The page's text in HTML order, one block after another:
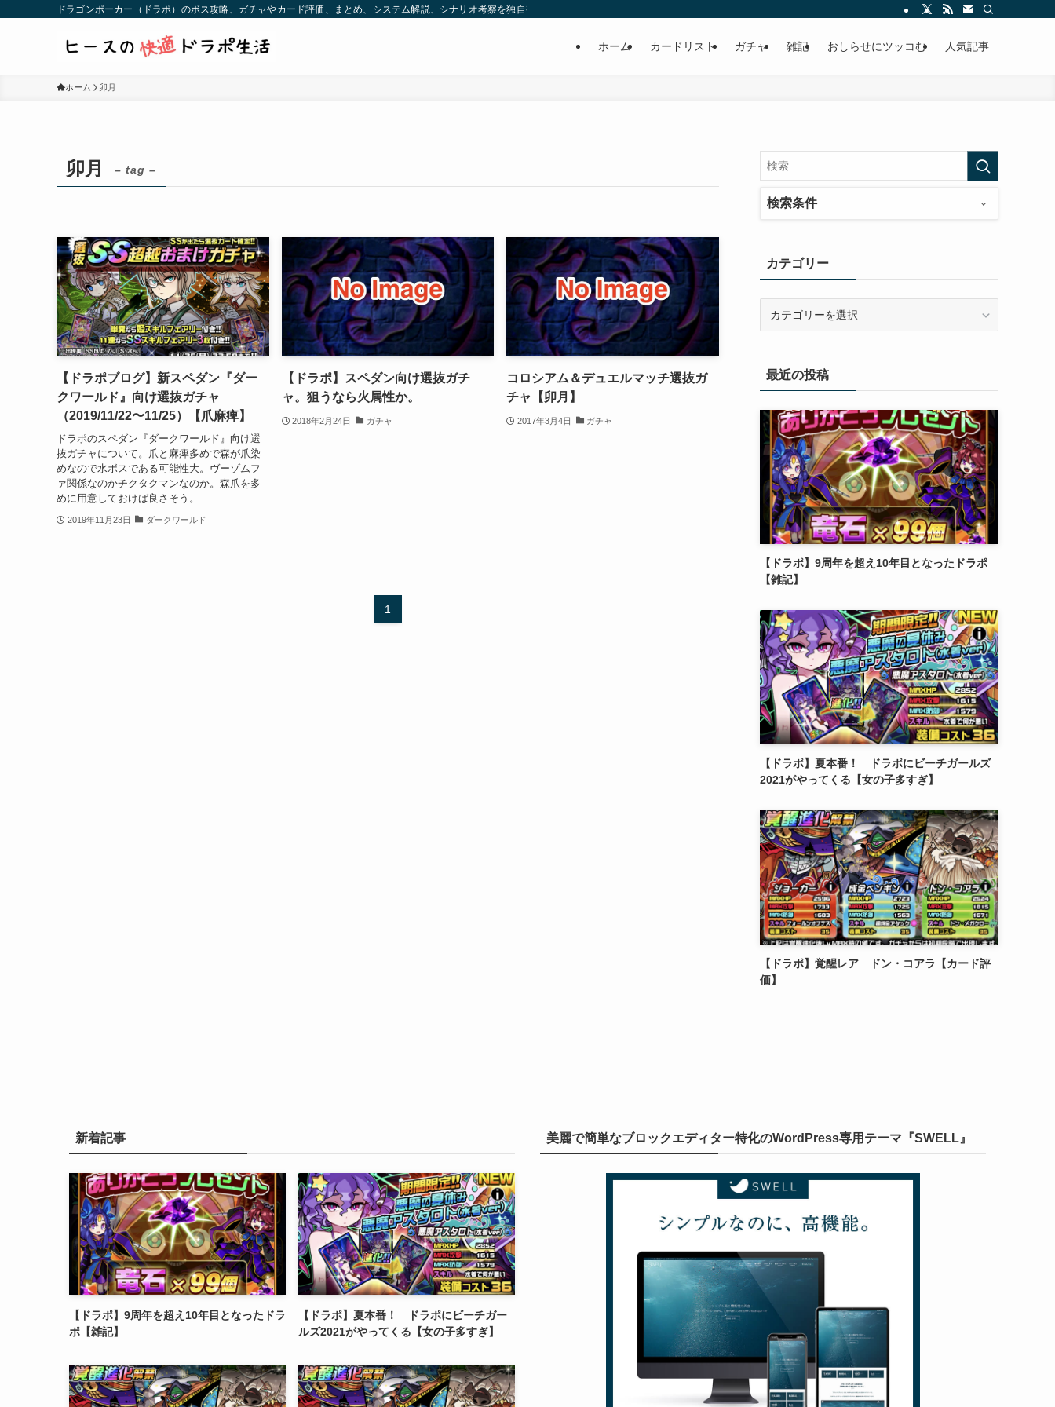
ドラゴンポーカー（ドラポ）のボス攻略、ガチャやカード評価、まとめ、システム解説、シナリオ考察を独自視点で発信する非公式ブログです。 | ヒースの快適ドラポ生活
ホーム カードリスト ガチャ 雑記 おしらせにツッコむ 人気記事
ホーム 卯月
卯月 – tag –
【ドラポブログ】新スペダン『ダー
クワールド』向け選抜ガチャ
（2019/11/22〜11/25）【爪麻痺】
ドラポのスペダン『ダークワールド』向け選
抜ガチャについて。爪と麻痺多めで森が爪染
めなので水ボスである可能性大。ヴーゾムフ
ァ関係なのかチクタクマンなのか。森爪を多
めに用意しておけば良さそう。
2019年11月23日 ダークワールド
【ドラポ】スペダン向け選抜ガチ
ャ。狙うなら火属性か。
2018年2月24日 ガチャ
コロシアム＆デュエルマッチ選抜ガ
チャ【卯月】
2017年3月4日 ガチャ
1
検索条件
カテゴリー
ー最近の投稿
【ドラポ】9周年を超え10年目となったドラポ
【雑記】
【ドラポ】夏本番！ ドラポにビーチガールズ
2021がやってくる【女の子多すぎ】
【ドラポ】覚醒レア ドン・コアラ【カード評
価】
新着記事
【ドラポ】9周年を超え10年目となったドラ
ポ【雑記】
【ドラポ】夏本番！ ドラポにビーチガー
ルズ2021がやってくる【女の子多すぎ】
美麗で簡単なブロックエディター特化のWordPress専用テーマ『SWELL』